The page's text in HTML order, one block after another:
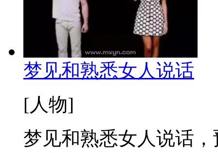
梦见和熟悉女人说话
[人物]
梦见和熟悉女人说话